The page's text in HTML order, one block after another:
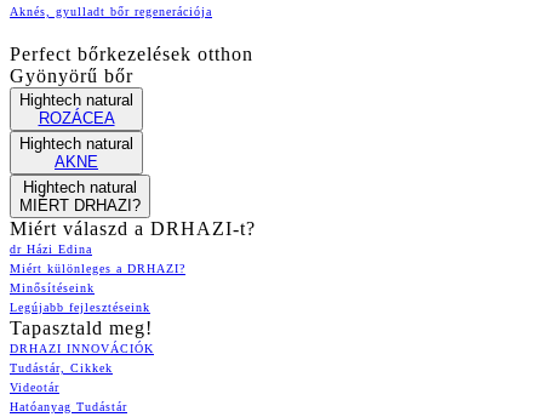
Aknés, gyulladt bőr regenerációja
Perfect bőrkezelések otthon
Gyönyörű bőr
Hightech natural
ROZÁCEA
Hightech natural
AKNE
Hightech natural
MIÉRT DRHAZI?
Miért válaszd a DRHAZI-t?
dr Házi Edina
Miért különleges a DRHAZI?
Minősítéseink
Legújabb fejlesztéseink
Tapasztald meg!
DRHAZI INNOVÁCIÓK
Tudástár, Cikkek
Videotár
Hatóanyag Tudástár